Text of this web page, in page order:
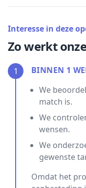
Interesse in deze
Zo werkt
1
BINNEN 1
We
match is.
We
wensen.
We
gewenste
Omdat het